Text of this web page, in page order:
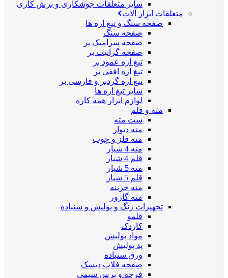
سایر متعلقات جوشکاری و برش کاری
متعلقات ابزار آلات
صفحه سنگ و تیغ اره ها
صفحه سنگ
صفحه سرامیک بر
صفحه گرانیت بر
تیغ اره عمود بر
تیغ اره افقی بر
تیغ اره گردبر و فارسی بر
سایر تیغ اره ها
لوازم ابزار همه کاره
مته و قلم
ست مته
مته دیوار
مته فلز و چوب
مته 4 شیار
قلم 4 شیار
مته 5 شیار
قلم 5 شیار
مته خزینه
مته گازور
تجهیزات رنگ و پولیش و سنباده
قلمو
کاردک
مواد پولیش
پد پولیش
ورق سنباده
صفحه فلاپ دیسک
فرچه و برس سیمی